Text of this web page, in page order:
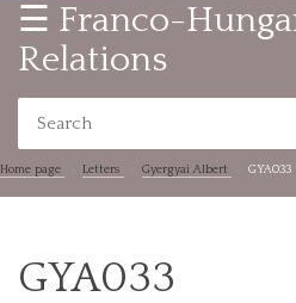
☰ Franco-
Relations
Home page Letters Gyergyai Albert GYA033
GYA033